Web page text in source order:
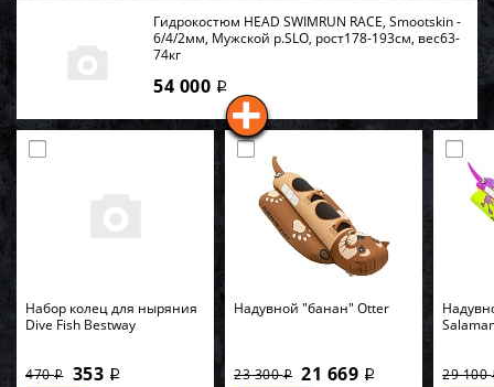
Гидрокостюм HEAD SWIMRUN RACE, Smootskin -
6/4/2мм, Мужской р.SLO, рост178-193см, вес63-
74кг
54 000 i
Набор колец для ныряния
Dive Fish Bestway
470i 353 i
Надувной "банан" Otter
23 300i 21 669 i 29 100